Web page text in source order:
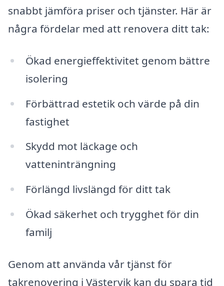
snabbt jämföra priser och tjänster. Här är
några fördelar med att renovera ditt tak:
Ökad energieffektivitet genom bättre
isolering
Förbättrad estetik och värde på din
fastighet
Skydd mot läckage och
vatteninträngning
Förlängd livslängd för ditt tak
Ökad säkerhet och trygghet för din
familj
Genom att använda vår tjänst för
takrenovering i Västervik kan du spara tid